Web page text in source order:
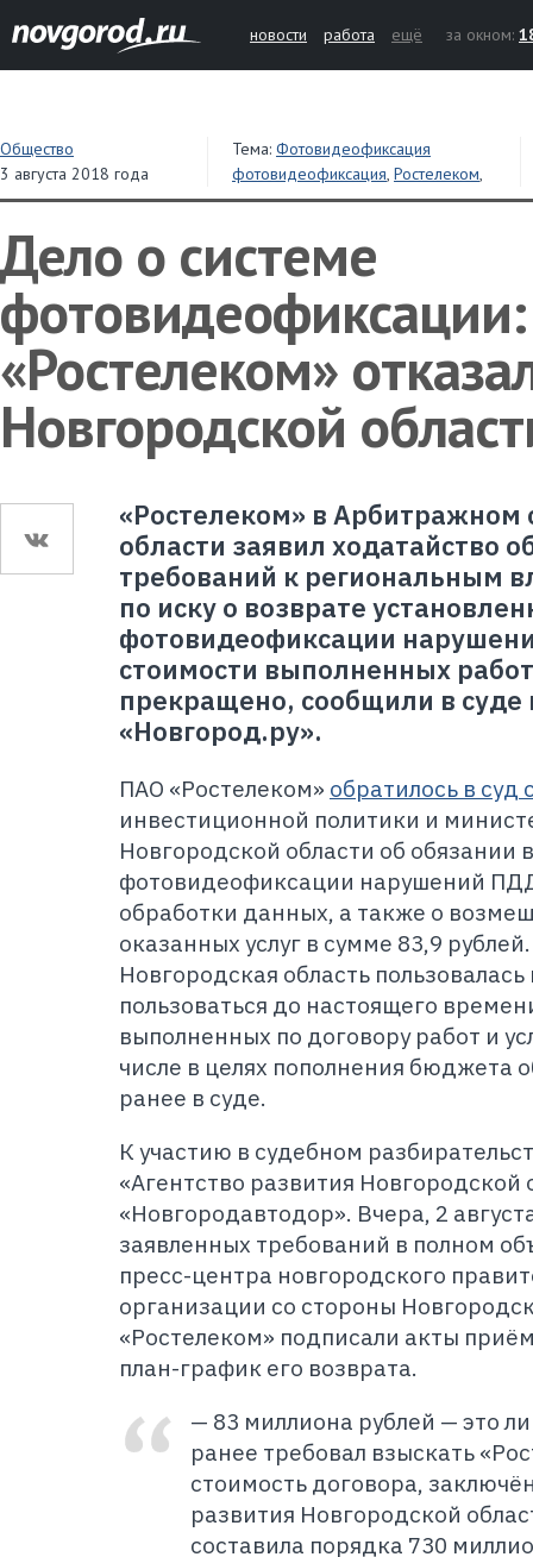
новости работа ещё за окном:
Общество
3 августа 2018 года
Тема: Фотовидеофиксация
фотовидеофиксация, Ростелеком,
правительство,суд
Дело о системе
фотовидеофиксации:
«Ростелеком»
Новгородской
«Ростелеком» в Арбитражном
области заявил ходатайство
требований к региональным
по иску о возврате
фотовидеофиксации
стоимости выполненных
прекращено, сообщили в суде
«Новгород.ру».
ПАО «Ростелеком» обратилось в суд
инвестиционной политики и
Новгородской области об обязании
фотовидеофиксации нарушений
обработки данных, а также о
оказанных услуг в сумме 83,9
Новгородская область
пользоваться до настоящего
выполненных по договору работ и
числе в целях пополнения бюджета
ранее в суде.
К участию в судебном
«Агентство развития Новгородской
«Новгородавтодор». Вчера, 2
заявленных требований в полном
пресс-центра новгородского
организации со стороны
«Ростелеком» подписали акты
план-график его возврата.
— 83 миллиона рублей — это
ранее требовал взыскать
стоимость договора,
развития Новгородской
составила порядка 730